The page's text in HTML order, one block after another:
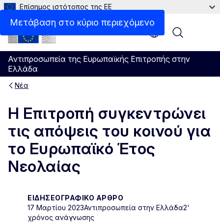
Μετάβαση στο κύριο περιεχόμενο
Επίσημος ιστότοπος της ΕΕ
Αντιπροσωπεία της Ευρωπαϊκής Επιτροπής στην
Ελλάδα
Menu
Νέα
Η Επιτροπή συγκεντρώνει
τις απόψεις του κοινού για
το Ευρωπαϊκό Έτος
Νεολαίας
ΕΙΔΗΣΕΟΓΡΑΦΙΚΌ ΆΡΘΡΟ
17 Μαρτίου 2023Αντιπροσωπεία στην Ελλάδα2'
χρόνος ανάγνωσης